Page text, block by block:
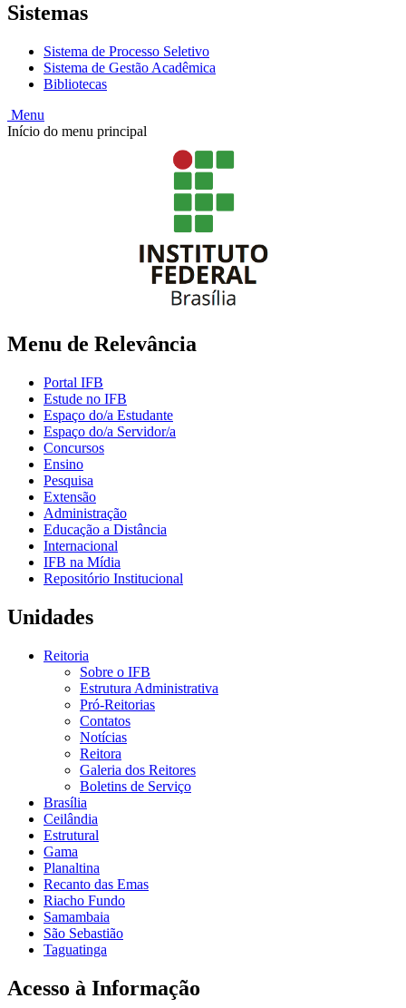
Sistemas
Sistema de Processo Seletivo
Sistema de Gestão Acadêmica
Bibliotecas
Menu
Início do menu principal
Menu de Relevância
Portal IFB
Estude no IFB
Espaço do/a Estudante
Espaço do/a Servidor/a
Concursos
Ensino
Pesquisa
Extensão
Administração
Educação a Distância
Internacional
IFB na Mídia
Repositório Institucional
Unidades
Reitoria
Sobre o IFB
Estrutura Administrativa
Pró-Reitorias
Contatos
Notícias
Reitora
Galeria dos Reitores
Boletins de Serviço
Brasília
Ceilândia
Estrutural
Gama
Planaltina
Recanto das Emas
Riacho Fundo
Samambaia
São Sebastião
Taguatinga
Acesso à Informação